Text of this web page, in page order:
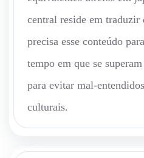
central reside em traduzir
precisa esse conteúdo
tempo em que se
para evitar mal-
culturais.